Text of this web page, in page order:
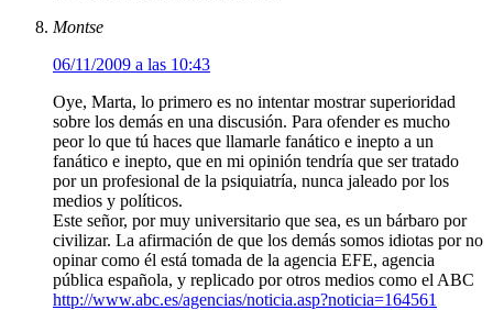
Montse
06/11/2009 a las 10:43
Oye, Marta, lo primero es no intentar mostrar superioridad
sobre los demás en una discusión. Para ofender es mucho
peor lo que tú haces que llamarle fanático e inepto a un
fanático e inepto, que en mi opinión tendría que ser tratado
por un profesional de la psiquiatría, nunca jaleado por los
medios y políticos.
Este señor, por muy universitario que sea, es un bárbaro por
civilizar. La afirmación de que los demás somos idiotas por no
opinar como él está tomada de la agencia EFE, agencia
pública española, y replicado por otros medios como el ABC
http://www.abc.es/agencias/noticia.asp?noticia=164561